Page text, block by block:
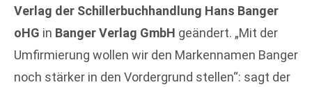
Verlag der Schillerbuchhandlung Hans Banger
oHG in Banger Verlag GmbH geändert. „Mit der
Umfirmierung wollen wir den Markennamen Banger
noch stärker in den Vordergrund stellen“: sagt der